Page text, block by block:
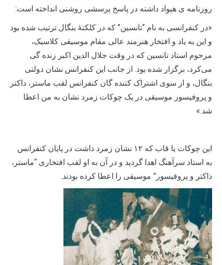
روزنامه ی هیواد داشته در پاسخ پرسشی روشنی انداخته است:
«در کنفرانسی به نام “تان­سین” که در کلکتۀ بنگال ترتیب شده بود
و این به یاد و افتخار هنرمند عالی مقام موسیقی کلاسیک،
مرحوم استاد تان­سین که در وقت جلال الدین اکبر زنده ­گی
می‌کرد، برگزار شده بود. از جانب این کنفرانس نشان دولتی
بنگال، و از سوی اشتراک کننده ­گان کنفرانس لقب ماستر، داکتر
و پروفیسور موسیقی در یک چوکات زمرد نشان به من اعطا
شد.»
این چوکات یا قاب که ۱۲ نشان زمرد داشت در پایان کنفرانس
به استاد سرآهنگ اهدا گردید و در آن به او لقب افتخاری “ماستر،
داکتر و پروفیسور” موسیقی را اعطا کرده بودند.